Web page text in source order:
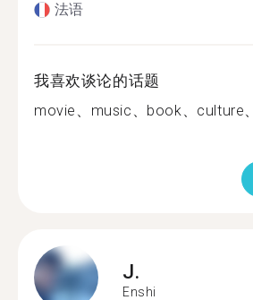
法语
我喜欢谈论的话题
movie、music、book、culture
J.
Enshi